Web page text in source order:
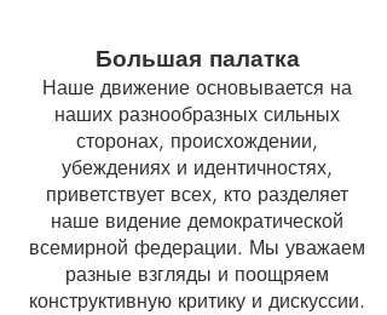
Большая палатка
Наше движение основывается на
наших разнообразных сильных
сторонах, происхождении,
убеждениях и идентичностях,
приветствует всех, кто разделяет
наше видение демократической
всемирной федерации. Мы уважаем
разные взгляды и поощряем
конструктивную критику и дискуссии.